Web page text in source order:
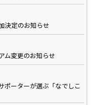
決定のお知らせ
ム変更のお知らせ
ポーターが選ぶ「なでしこ